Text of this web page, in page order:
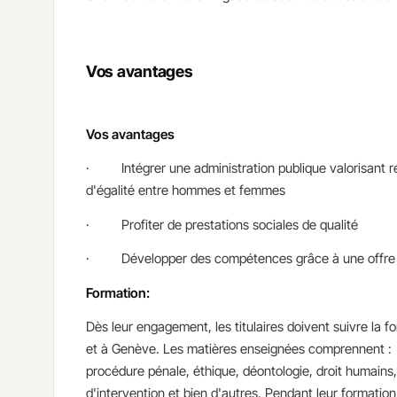
Vos avantages
Vos avantages
· Intégrer une administration publique valorisant
d'égalité entre hommes et femmes
· Profiter de prestations sociales de qualité
· Développer des compétences grâce à une offre
Formation:
Dès leur engagement, les titulaires doivent suivre la
et à Genève. Les matières enseignées
procédure pénale, éthique, déontologie, droit
d'intervention et bien d'autres. Pendant leur